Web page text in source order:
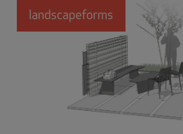
Passer au contenu principal